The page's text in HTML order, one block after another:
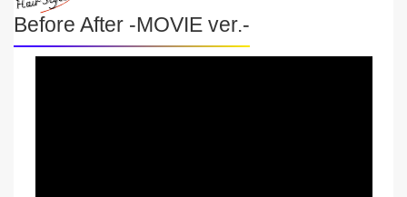
Before After -MOVIE ver.-